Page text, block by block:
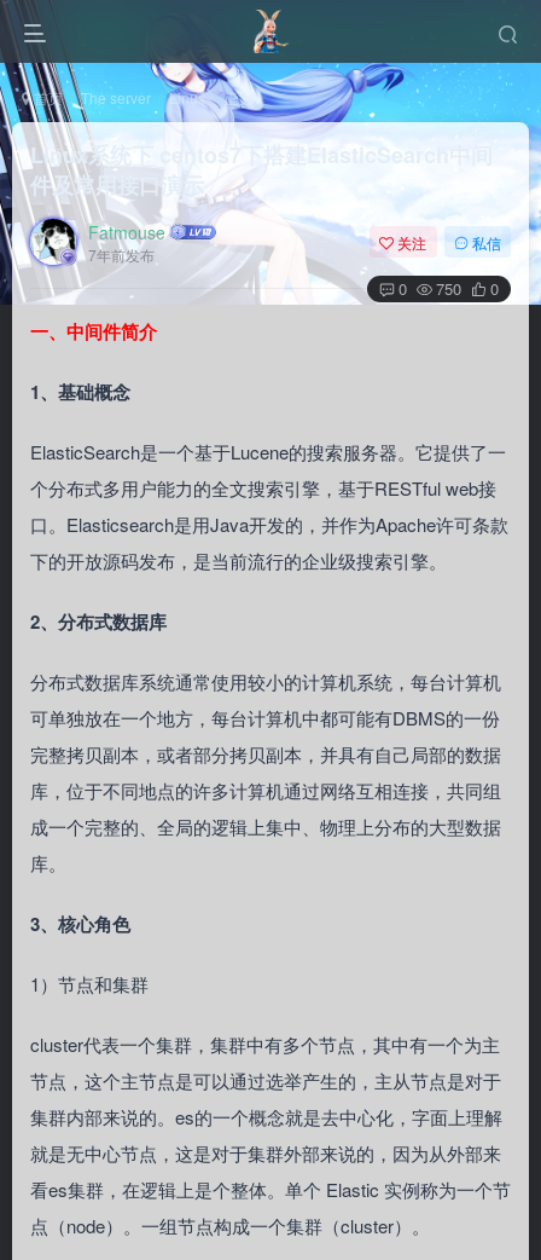
首页 The server Linux 正文
Linux系统下 centos7下搭建ElasticSearch中间
件及常用接口演示
Fatmouse
7年前发布
关注 私信
0 750 0
一、中间件简介
1、基础概念
ElasticSearch是一个基于Lucene的搜索服务器。它提供了一
个分布式多用户能力的全文搜索引擎，基于RESTful web接
口。Elasticsearch是用Java开发的，并作为Apache许可条款
下的开放源码发布，是当前流行的企业级搜索引擎。
2、分布式数据库
分布式数据库系统通常使用较小的计算机系统，每台计算机
可单独放在一个地方，每台计算机中都可能有DBMS的一份
完整拷贝副本，或者部分拷贝副本，并具有自己局部的数据
库，位于不同地点的许多计算机通过网络互相连接，共同组
成一个完整的、全局的逻辑上集中、物理上分布的大型数据
库。
3、核心角色
1）节点和集群
cluster代表一个集群，集群中有多个节点，其中有一个为主
节点，这个主节点是可以通过选举产生的，主从节点是对于
集群内部来说的。es的一个概念就是去中心化，字面上理解
就是无中心节点，这是对于集群外部来说的，因为从外部来
看es集群，在逻辑上是个整体。单个 Elastic 实例称为一个节
点（node）。一组节点构成一个集群（cluster）。